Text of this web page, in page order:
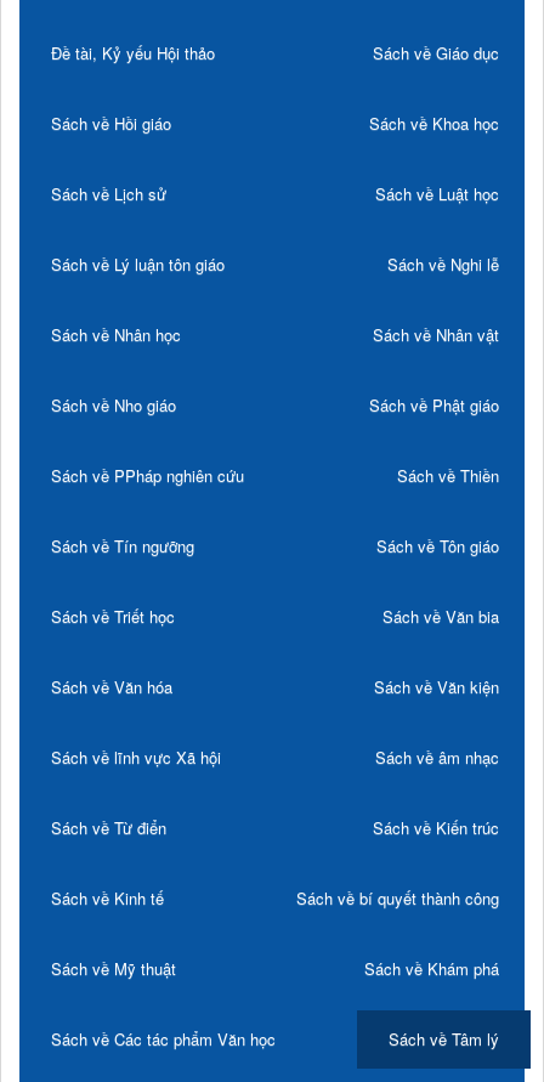
Đề tài, Kỷ yếu Hội thảo Sách về Giáo dục
Sách về Hồi giáo Sách về Khoa học
Sách về Lịch sử Sách về Luật học
Sách về Lý luận tôn giáo Sách về Nghi lễ
Sách về Nhân học Sách về Nhân vật
Sách về Nho giáo Sách về Phật giáo
Sách về PPháp nghiên cứu Sách về Thiền
Sách về Tín ngưỡng Sách về Tôn giáo
Sách về Triết học Sách về Văn bia
Sách về Văn hóa Sách về Văn kiện
Sách về lĩnh vực Xã hội Sách về âm nhạc
Sách về Từ điển Sách về Kiến trúc
Sách về Kinh tế Sách về bí quyết thành công
Sách về Mỹ thuật Sách về Khám phá
Sách về Các tác phẩm Văn học Sách về Tâm lý